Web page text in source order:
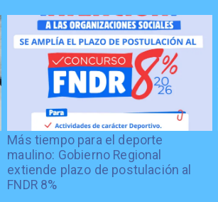
Más tiempo para el deporte
maulino: Gobierno Regional
extiende plazo de postulación al
FNDR 8%